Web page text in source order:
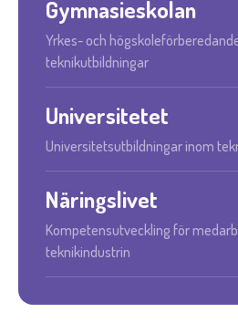
Gymnasieskolan
Yrkes- och
teknikutbildningar
Universitetet
Universitetsutbildningar inom
Näringslivet
Kompetensutveckling för
teknikindustrin